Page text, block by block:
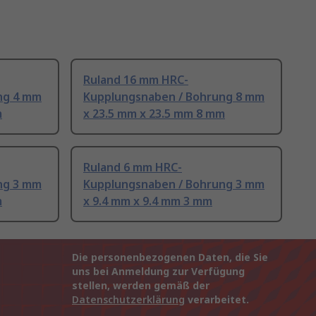
4 mm
Ruland 16 mm HRC-
Kupplungsnaben / Bohrung 8 mm
x 23.5 mm x 23.5 mm 8 mm
3 mm
Ruland 6 mm HRC-
Kupplungsnaben / Bohrung 3 mm
x 9.4 mm x 9.4 mm 3 mm
Die personenbezogenen Daten, die Sie
uns bei Anmeldung zur Verfügung
stellen, werden gemäß der
Datenschutzerklärung verarbeitet.